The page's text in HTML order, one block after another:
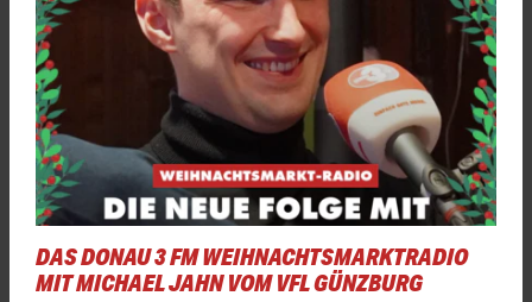
DAS DONAU 3 FM WEIHNACHTSMARKTRADIO
MIT MICHAEL JAHN VOM VFL GÜNZBURG